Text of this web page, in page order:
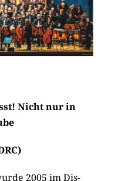
Nicht nur in
2005 im Dis­